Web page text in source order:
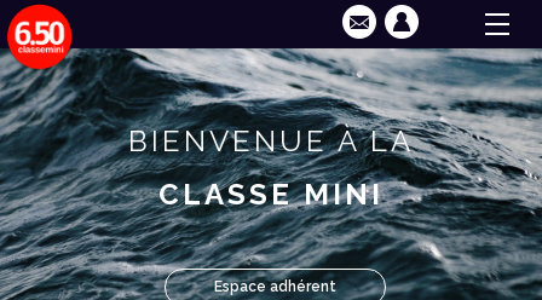
BIENVENUE À LA
CLASSE MINI
Espace adhérent